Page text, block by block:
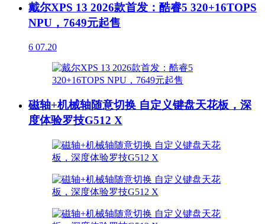
戴尔XPS 13 2026款首发：酷睿5 320+16TOPS
NPU，7649元起售
6 07.20
磁轴+机械轴随意切换 自定义键盘天花板，深
度体验罗技G512 X